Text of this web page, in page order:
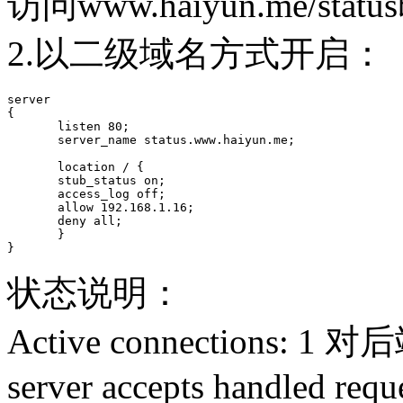
2.以二级域名方式开启：
server
{
       listen 80;
       server_name status.www.haiyun.me;
       location / {
       stub_status on;
       access_log off;
       allow 192.168.1.16;
       deny all;
       }
}
状态说明：
Active connections: 1 对
server accepts handled